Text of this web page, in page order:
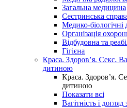
Загальна медицина
Сестринська
Медико-біологічні
Організація
Відбудовна та
Гігієна
Краса. Здоров’я. Секс.
дитиною
Краса. Здоров’я.
дитиною
Показати всі
Вагітність і